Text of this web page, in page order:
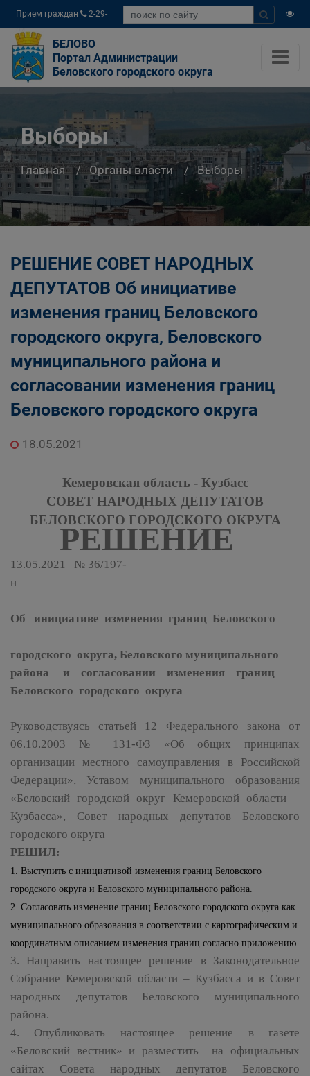
Прием граждан
2-29-
04
БЕЛОВО
Портал Администрации
Беловского городского округа
Выборы
Главная Органы власти Выборы
РЕШЕНИЕ СОВЕТ НАРОДНЫХ
ДЕПУТАТОВ Об инициативе
изменения границ Беловского
городского округа, Беловского
муниципального района и
согласовании изменения границ
Беловского городского округа
18.05.2021
Кемеровская область - Кузбасс
СОВЕТ НАРОДНЫХ ДЕПУТАТОВ
БЕЛОВСКОГО ГОРОДСКОГО ОКРУГА
РЕШЕНИЕ
13.05.2021 № 36/197-
н
Об инициативе изменения границ Беловского
городского округа, Беловского муниципального
района и согласовании изменения границ
Беловского городского округа
Руководствуясь статьей 12 Федерального закона от
06.10.2003 № 131-ФЗ «Об общих принципах
организации местного самоуправления в Российской
Федерации», Уставом муниципального образования
«Беловский городской округ Кемеровской области –
Кузбасса», Совет народных депутатов Беловского
городского округа
РЕШИЛ:
1. Выступить с инициативой изменения границ Беловского
городского округа и Беловского муниципального района.
2. Согласовать изменение границ Беловского городского округа как
муниципального образования в соответствии с картографическим и
координатным описанием изменения границ согласно приложению.
3. Направить настоящее решение в Законодательное
Собрание Кемеровской области – Кузбасса и в Совет
народных депутатов Беловского муниципального
района.
4. Опубликовать настоящее решение в газете
«Беловский вестник» и разместить на официальных
сайтах Совета народных депутатов Беловского